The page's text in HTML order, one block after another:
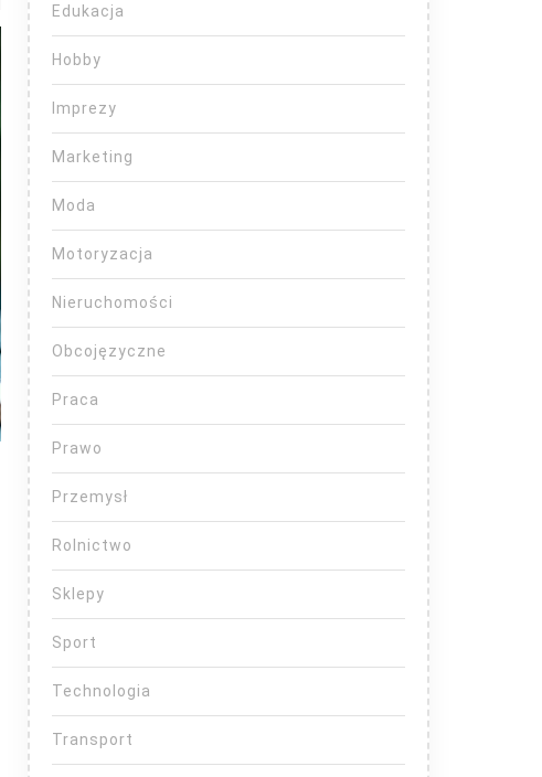
Edukacja
Hobby
Imprezy
Marketing
Moda
Motoryzacja
Nieruchomości
Obcojęzyczne
Praca
Prawo
Przemysł
Rolnictwo
Sklepy
Sport
Technologia
Transport